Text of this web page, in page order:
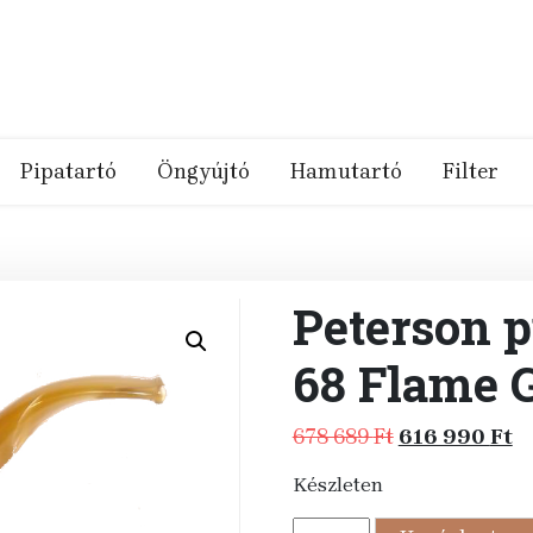
Pipatartó Öngyújtó Hamutartó Filter
Peterson
68 Flame
678 689Ft Original
678
616 990 Ft
Készleten